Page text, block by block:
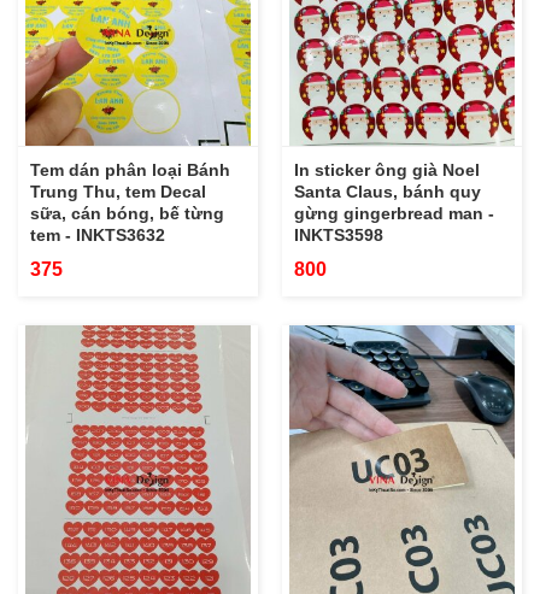
Tem dán phân loại Bánh
Trung Thu, tem Decal
sữa, cán bóng, bế từng
tem - INKTS3632
375
In sticker ông già Noel
Santa Claus, bánh quy
gừng gingerbread man -
INKTS3598
800